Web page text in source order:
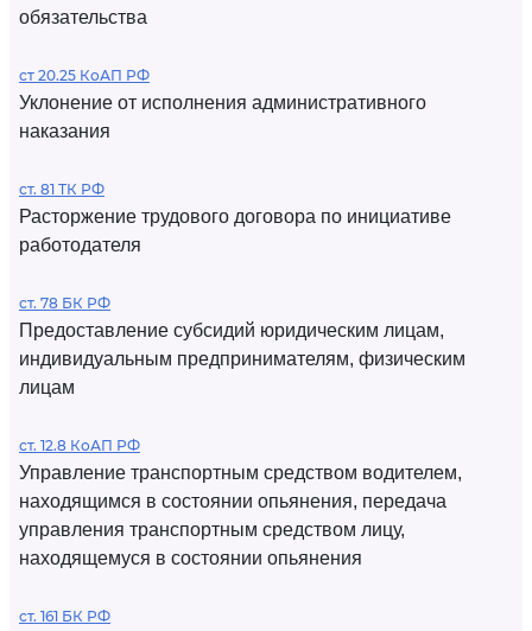
обязательства
ст 20.25 КоАП РФ
Уклонение от исполнения административного
наказания
ст. 81 ТК РФ
Расторжение трудового договора по инициативе
работодателя
ст. 78 БК РФ
Предоставление субсидий юридическим лицам,
индивидуальным предпринимателям, физическим
лицам
ст. 12.8 КоАП РФ
Управление транспортным средством водителем,
находящимся в состоянии опьянения, передача
управления транспортным средством лицу,
находящемуся в состоянии опьянения
ст. 161 БК РФ